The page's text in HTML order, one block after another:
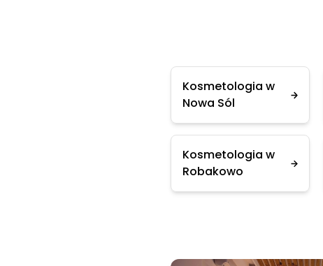
Kosmetologia w
Nowa Sól
Kosmetologia w
Robakowo